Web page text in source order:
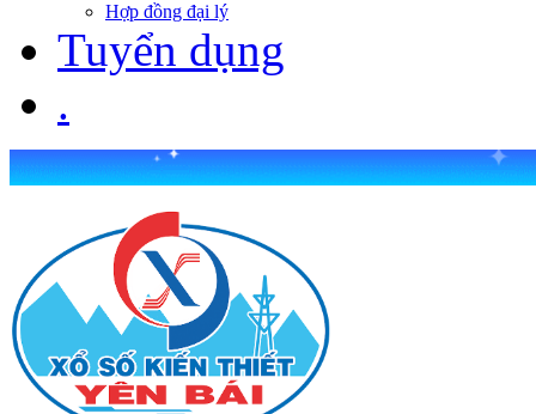
Hợp đồng đại lý
Tuyển dụng
.